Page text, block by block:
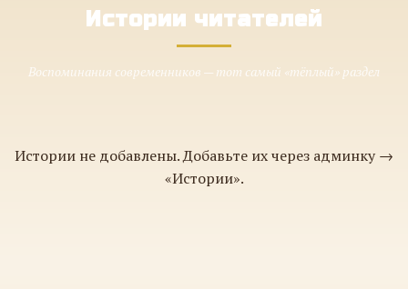
Истории читателей
Воспоминания современников — тот самый «тёплый» раздел
Истории не добавлены. Добавьте их через админку →
«Истории».